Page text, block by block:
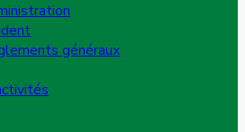
généraux